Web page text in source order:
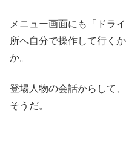
メニュー画面にも「ドラ
所へ自分で操作して行く
か。
登場人物の会話からして、
そうだ。